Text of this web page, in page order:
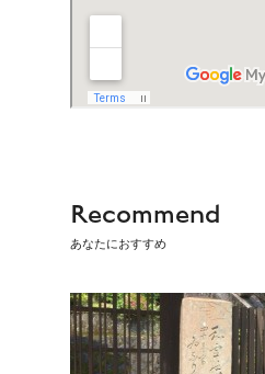
Recommend
あなたにおすすめ